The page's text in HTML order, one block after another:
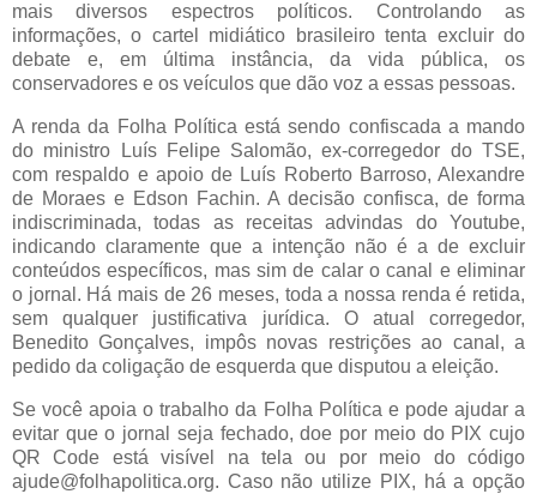
mais diversos espectros políticos. Controlando as
informações, o cartel midiático brasileiro tenta excluir do
debate e, em última instância, da vida pública, os
conservadores e os veículos que dão voz a essas pessoas.
A renda da Folha Política está sendo confiscada a mando
do ministro Luís Felipe Salomão, ex-corregedor do TSE,
com respaldo e apoio de Luís Roberto Barroso, Alexandre
de Moraes e Edson Fachin. A decisão confisca, de forma
indiscriminada, todas as receitas advindas do Youtube,
indicando claramente que a intenção não é a de excluir
conteúdos específicos, mas sim de calar o canal e eliminar
o jornal. Há mais de 26 meses, toda a nossa renda é retida,
sem qualquer justificativa jurídica. O atual corregedor,
Benedito Gonçalves, impôs novas restrições ao canal, a
pedido da coligação de esquerda que disputou a eleição.
Se você apoia o trabalho da Folha Política e pode ajudar a
evitar que o jornal seja fechado, doe por meio do PIX cujo
QR Code está visível na tela ou por meio do código
ajude@folhapolitica.org. Caso não utilize PIX, há a opção